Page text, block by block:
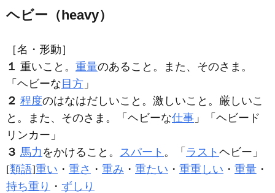
ヘビー（heavy）
［名・形動］
１ 重いこと。 重量のあること。また、そのさま。
「 ヘビーな 目方 」
２ 程度のはなはだしいこと。激しいこと。厳しいこ
と。また、そのさま。「 ヘビーな仕事 」「 ヘビー ド
リンカー」
３ 馬力 をかけること。 スパート 。「 ラスト ヘビー 」
[類語]重い ・ 重さ ・ 重み ・ 重たい ・ 重重しい ・ 重量 ・
持ち重り ・ ずしり